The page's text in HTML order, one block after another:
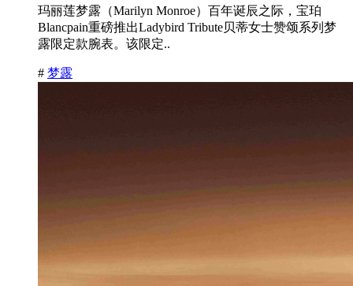
玛丽莲梦露（Marilyn Monroe）百年诞辰之际，宝珀
Blancpain重磅推出Ladybird Tribute贝蒂女士赞颂系列梦
露限定款腕表。该限定..
# 梦露